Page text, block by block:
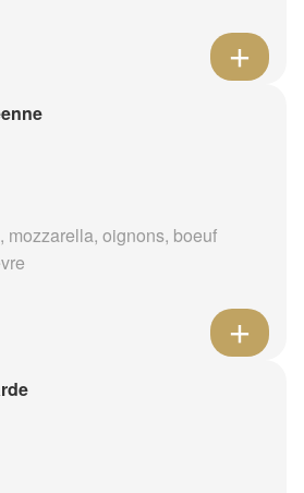
mozzarella, oignons, boeuf